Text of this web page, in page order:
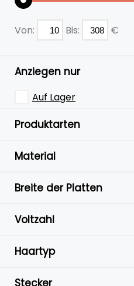
Von: Bis: €
Anziegen nur
Auf Lager
Produktarten
Material
Breite der Platten
Voltzahl
Haartyp
Stecker